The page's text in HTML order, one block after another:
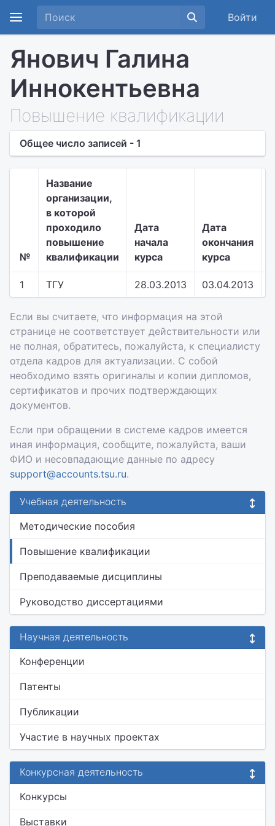
Войти
Янович Галина
Иннокентьевна
Повышение квалификации
Общее число записей - 1
№
Название
организации,
в которой
проходило
повышение
квалификации
Дата
начала
курса
Дата
окончания
курса
1 ТГУ 28.03.2013 03.04.2013
Если вы считаете, что информация на этой
странице не соответствует действительности или
не полная, обратитесь, пожалуйста, к специалисту
отдела кадров для актуализации. С собой
необходимо взять оригиналы и копии дипломов,
сертификатов и прочих подтверждающих
документов.
Если при обращении в системе кадров имеется
иная информация, сообщите, пожалуйста, ваши
ФИО и несовпадающие данные по адресу
support@accounts.tsu.ru.
Учебная деятельность
Методические пособия
Повышение квалификации
Преподаваемые дисциплины
Руководство диссертациями
Научная деятельность
Конференции
Патенты
Публикации
Участие в научных проектах
Конкурсная деятельность
Конкурсы
Выставки